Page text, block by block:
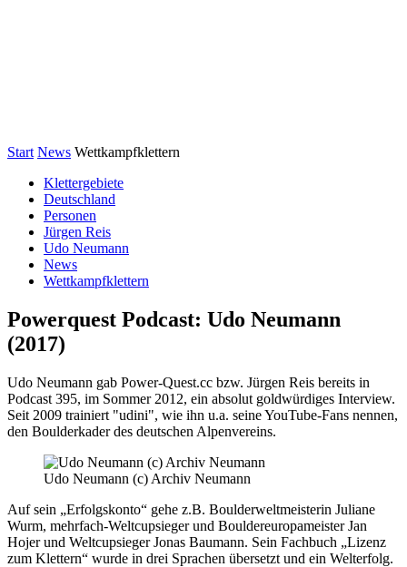
Start News Wettkampfklettern
Klettergebiete
Deutschland
Personen
Jürgen Reis
Udo Neumann
News
Wettkampfklettern
Powerquest Podcast: Udo Neumann
(2017)
Udo Neumann gab Power-Quest.cc bzw. Jürgen Reis bereits in
Podcast 395, im Sommer 2012, ein absolut goldwürdiges Interview.
Seit 2009 trainiert "udini", wie ihn u.a. seine YouTube-Fans nennen,
den Boulderkader des deutschen Alpenvereins.
Udo Neumann (c) Archiv Neumann
Auf sein „Erfolgskonto“ gehe z.B. Boulderweltmeisterin Juliane
Wurm, mehrfach-Weltcupsieger und Bouldereuropameister Jan
Hojer und Weltcupsieger Jonas Baumann. Sein Fachbuch „Lizenz
zum Klettern“ wurde in drei Sprachen übersetzt und ein Welterfolg.